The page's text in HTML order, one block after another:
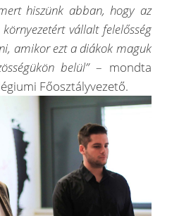
hiszünk abban, hogy az
ért vállalt felelősség
amikor ezt a diákok maguk
égükön belül”– mondta
Főosztályvezető.